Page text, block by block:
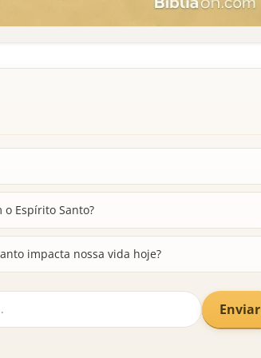
Espírito Santo?
impacta nossa vida hoje?
Enviar